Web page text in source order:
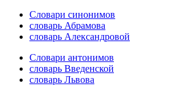
Словари синонимов
словарь Абрамова
словарь Александровой
Словари антонимов
словарь Введенской
словарь Львова